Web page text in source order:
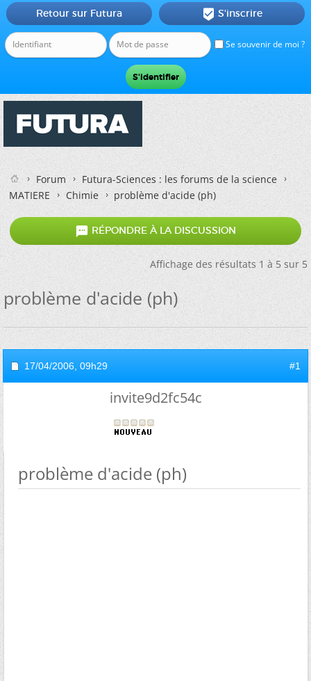
Se souvenir de moi ?
Retour sur Futura  S'inscrire
Forum
Futura-Sciences : les forums de la science
MATIERE
Chimie problème d'acide (ph)
 RÉPONDRE À LA DISCUSSION
Affichage des résultats 1 à 5 sur 5
problème d'acide (ph)
17/04/2006, 09h29 #1
invite9d2fc54c
problème d'acide (ph)